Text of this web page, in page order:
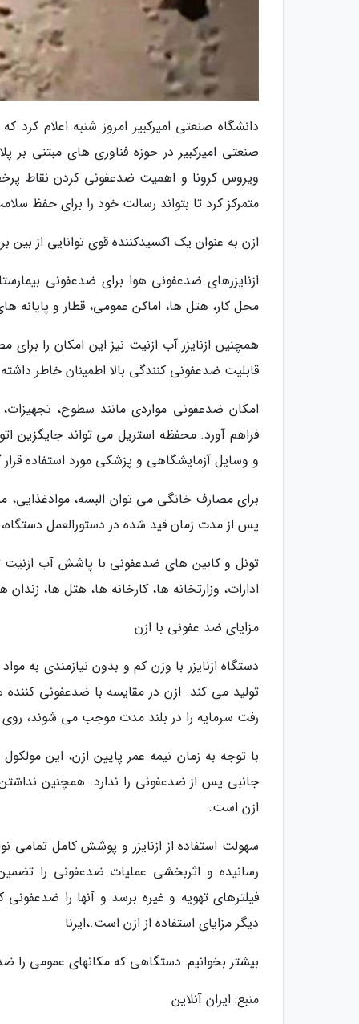
دانشگاه صنعتی امیرکبیر امروز شنبه اعلام کرد
صنعتی امیرکبیر در حوزه فناوری های مبتنی
ویروس کرونا و اهمیت ضدعفونی کردن نقاط
متمرکز کرد تا بتواند رسالت خود را برای حفظ
ازن به عنوان یک اکسیدکننده قوی توانایی از بین
ازنایزرهای ضدعفونی هوا برای ضدعفونی
محل کار، هتل ها، اماکن عمومی، قطار و پایانه
همچنین ازنایزر آب ازنیت نیز این امکان را
قابلیت ضدعفونی کنندگی بالا اطمینان خاطر
امکان ضدعفونی مواردی مانند سطوح،
فراهم آورد. محفظه استریل می تواند جایگزین
و وسایل آزمایشگاهی و پزشکی مورد استفاده قرار
برای مصارف خانگی می توان البسه،
پس از مدت زمان قید شده در دستورالعمل
تونل و کابین های ضدعفونی با پاشش آب ازنیت
ادارات، وزارتخانه ها، کارخانه ها، هتل ها،
مزایای ضد عفونی با ازن
دستگاه ازنایزر با وزن کم و بدون نیازمندی به
تولید می کند. ازن در مقایسه با ضدعفونی
رفت سرمایه را در بلند مدت موجب می شوند،
با توجه به زمان نیمه عمر پایین ازن، این
جانبی پس از ضدعفونی را ندارد. همچنین
ازن است.
سهولت استفاده از ازنایزر و پوشش کامل
رسانیده و اثربخشی عملیات ضدعفونی را
فیلترهای تهویه و غیره برسد و آنها را
دیگر مزایای استفاده از ازن است.،ایرنا
بیشتر بخوانیم: دستگاهی که مکانهای عمومی را
منبع: ایران آنلاین